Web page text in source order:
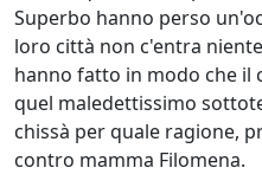
Superbo hanno perso
loro città non c'entra
hanno fatto in modo che il
quel maledettissimo
chissà per quale ragione,
contro mamma Filomena.